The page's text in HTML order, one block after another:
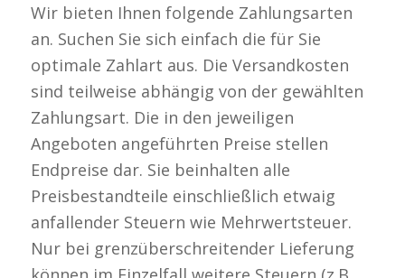
Wir bieten Ihnen folgende Zahlungsarten
an. Suchen Sie sich einfach die für Sie
optimale Zahlart aus. Die Versandkosten
sind teilweise abhängig von der gewählten
Zahlungsart. Die in den jeweiligen
Angeboten angeführten Preise stellen
Endpreise dar. Sie beinhalten alle
Preisbestandteile einschließlich etwaig
anfallender Steuern wie Mehrwertsteuer.
Nur bei grenzüberschreitender Lieferung